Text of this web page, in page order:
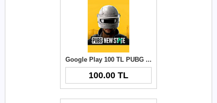
Google Play 100 TL PUBG New State NC
100.00 TL